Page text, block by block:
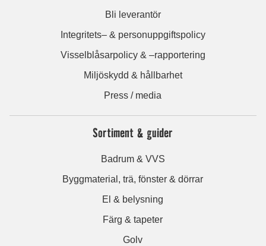
Bli leverantör
Integritets– & personuppgiftspolicy
Visselblåsarpolicy & –rapportering
Miljöskydd & hållbarhet
Press / media
Sortiment & guider
Badrum & VVS
Byggmaterial, trä, fönster & dörrar
El & belysning
Färg & tapeter
Golv